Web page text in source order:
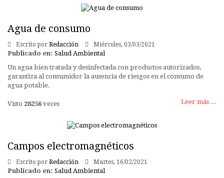
Agua de consumo
Escrito por Redacción Miércoles, 03/03/2021
Publicado en: Salud Ambiental
Un agua bien tratada y desinfectada con productos autorizados,
garantiza al consumidor la ausencia de riesgos en el consumo de
agua potable.
Leer más ...
Visto 28256 veces
Campos electromagnéticos
Escrito por Redacción Martes, 16/02/2021
Publicado en: Salud Ambiental